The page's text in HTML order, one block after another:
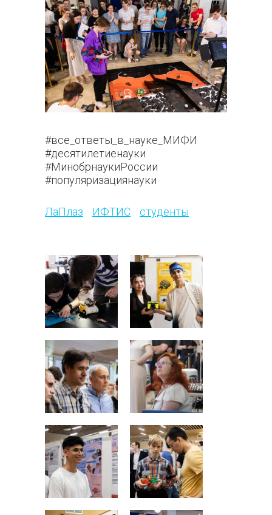
#все_ответы_в_науке_МИФИ
#десятилетиенауки
#МинобрнаукиРоссии
#популяризациянауки
ЛаПлаз ИФТИС студенты